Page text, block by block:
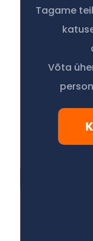
Tagame
Võta